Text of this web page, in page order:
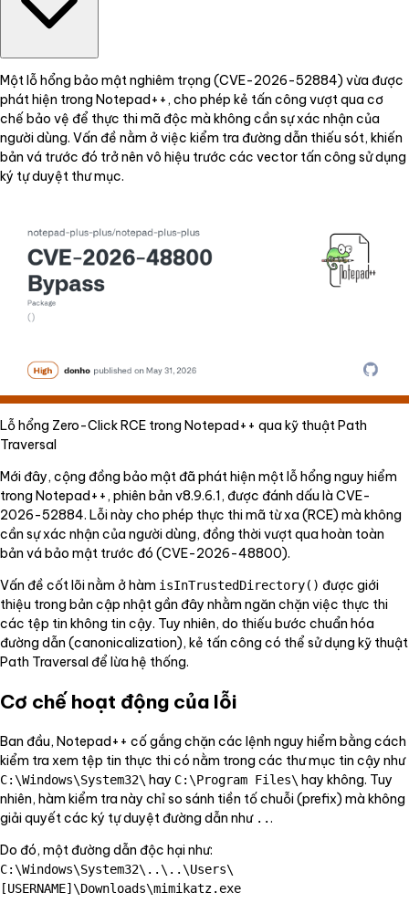
Một lỗ hổng bảo mật nghiêm trọng (CVE-2026-52884) vừa được
phát hiện trong Notepad++, cho phép kẻ tấn công vượt qua cơ
chế bảo vệ để thực thi mã độc mà không cần sự xác nhận của
người dùng. Vấn đề nằm ở việc kiểm tra đường dẫn thiếu sót, khiến
bản vá trước đó trở nên vô hiệu trước các vector tấn công sử dụng
ký tự duyệt thư mục.
Lỗ hổng Zero-Click RCE trong Notepad++ qua kỹ thuật Path
Traversal
Mới đây, cộng đồng bảo mật đã phát hiện một lỗ hổng nguy hiểm
trong Notepad++, phiên bản v8.9.6.1, được đánh dấu là CVE-
2026-52884. Lỗi này cho phép thực thi mã từ xa (RCE) mà không
cần sự xác nhận của người dùng, đồng thời vượt qua hoàn toàn
bản vá bảo mật trước đó (CVE-2026-48800).
Vấn đề cốt lõi nằm ở hàm isInTrustedDirectory() được giới
thiệu trong bản cập nhật gần đây nhằm ngăn chặn việc thực thi
các tệp tin không tin cậy. Tuy nhiên, do thiếu bước chuẩn hóa
đường dẫn (canonicalization), kẻ tấn công có thể sử dụng kỹ thuật
Path Traversal để lừa hệ thống.
Cơ chế hoạt động của lỗi
Ban đầu, Notepad++ cố gắng chặn các lệnh nguy hiểm bằng cách
kiểm tra xem tệp tin thực thi có nằm trong các thư mục tin cậy như
C:\Windows\System32\ hay C:\Program Files\ hay không. Tuy
nhiên, hàm kiểm tra này chỉ so sánh tiền tố chuỗi (prefix) mà không
giải quyết các ký tự duyệt đường dẫn như ...
Do đó, một đường dẫn độc hại như:
C:\Windows\System32\..\..\Users\
[USERNAME]\Downloads\mimikatz.exe